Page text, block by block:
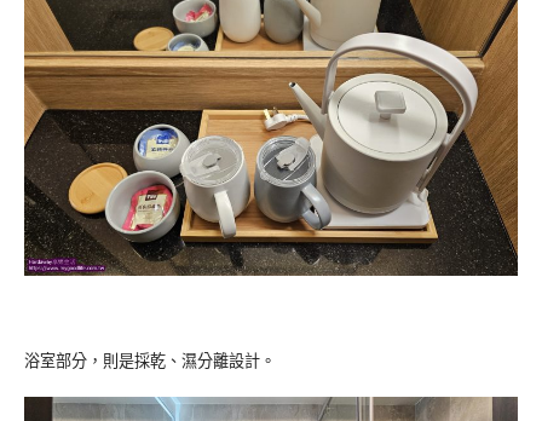
浴室部分，則是採乾、濕分離設計。